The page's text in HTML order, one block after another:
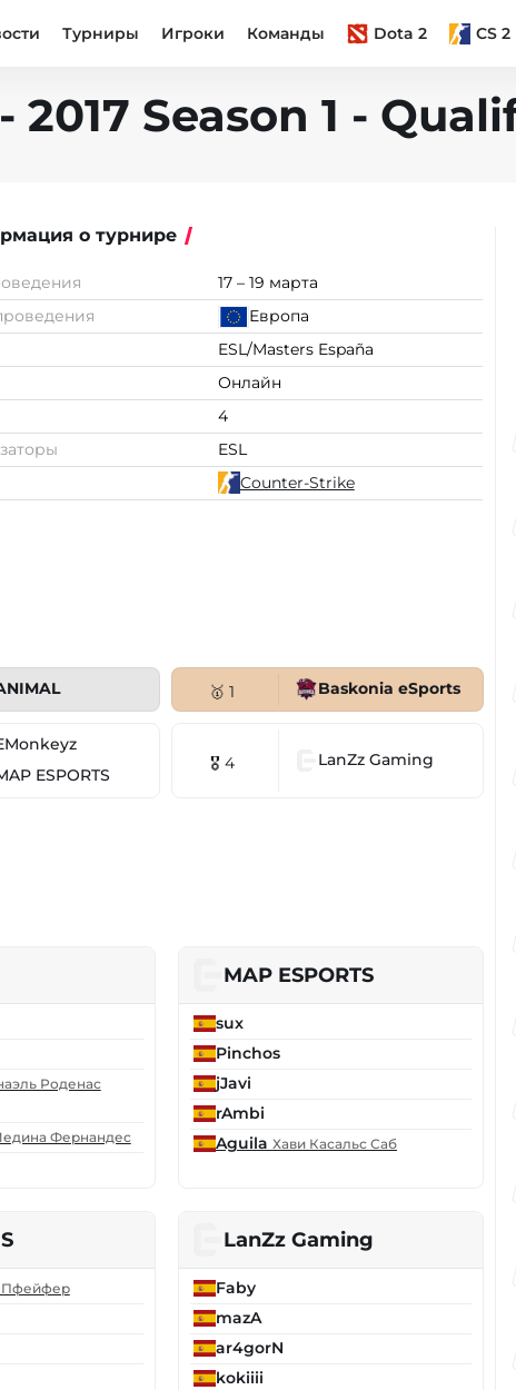
Турниры Игроки Команды Dota 2 CS 2
2017 Season 1 -
о турнире
17 – 19 марта
Европа
ESL/Masters España
Онлайн
4
ESL
Counter-Strike
🥇 1 Baskonia eSports
ESPORTS
🎖 4 LanZz Gaming
Роденас
Фернандес
MAP ESPORTS
sux
Pinchos
jJavi
rAmbi
Aguila Хави Касальс Саб
Пфейфер
LanZz Gaming
Faby
mazA
ar4gorN
kokiiii